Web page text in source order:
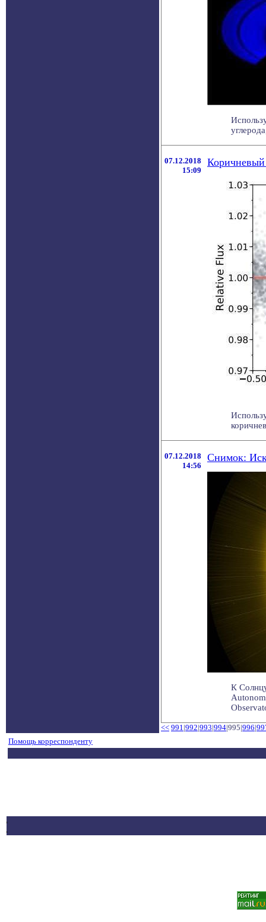
07.12.2018
15:09
Коричневый
07.12.2018
14:56
Снимок:
К
<< 991|992|993|994|995|996|
Помощь корреспонденту